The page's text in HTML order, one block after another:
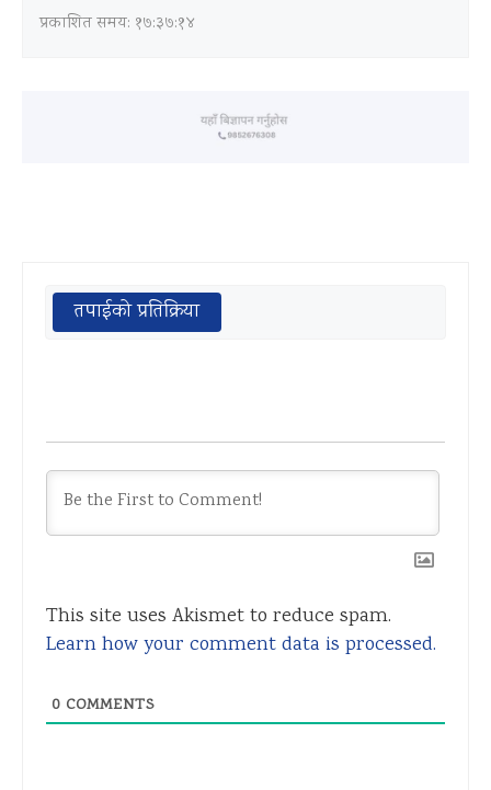
प्रकाशित समय: १७:३७:१४
तपाईको प्रतिक्रिया
This site uses Akismet to reduce spam.
Learn how your comment data is processed.
0 COMMENTS